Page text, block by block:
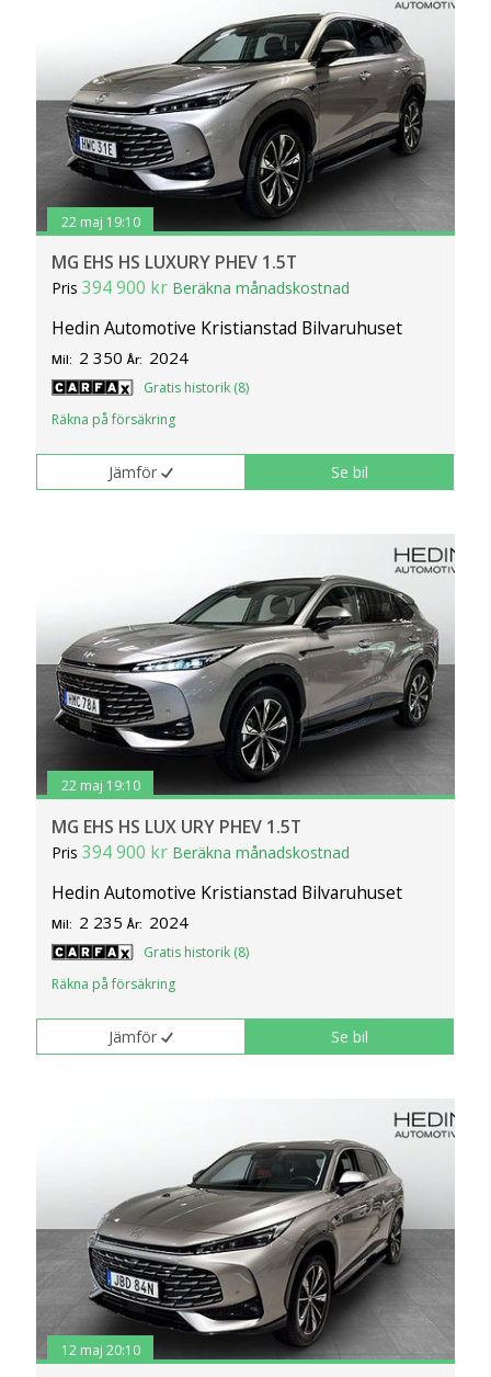
klickar du på Anpassa. Du kan alltid ändra dina
inställningar för cookies.
22 maj 19:10
MG EHS HS LUXURY PHEV 1.5T
Pris394 900 kr Beräkna månadskostnad
Hedin Automotive Kristianstad Bilvaruhuset
Mil: 2 350 År: 2024
Gratis historik (8)
Räkna på försäkring
Jämför Se bil
22 maj 19:10
MG EHS HS LUX URY PHEV 1.5T
Pris394 900 kr Beräkna månadskostnad
Hedin Automotive Kristianstad Bilvaruhuset
Mil: 2 235 År: 2024
Gratis historik (8)
Räkna på försäkring
Jämför Se bil
12 maj 20:10